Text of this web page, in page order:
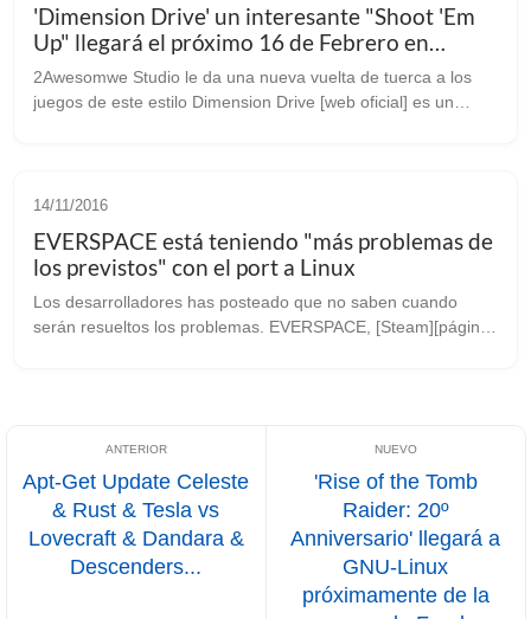
'Dimension Drive' un interesante "Shoot 'Em
Up" llegará el próximo 16 de Febrero en
Acceso Anticipado
2Awesomwe Studio le da una nueva vuelta de tuerca a los
juegos de este estilo Dimension Drive [web oficial] es un
14/11/2016
EVERSPACE está teniendo "más problemas de
los previstos" con el port a Linux
Los desarrolladores has posteado que no saben cuando
serán resueltos los problemas. EVERSPACE, [Steam][página
Apt-Get Update Celeste
& Rust & Tesla vs
Lovecraft & Dandara &
Descenders...
'Rise of the Tomb
Raider: 20º
Anniversario' llegará a
GNU-Linux
próximamente de la